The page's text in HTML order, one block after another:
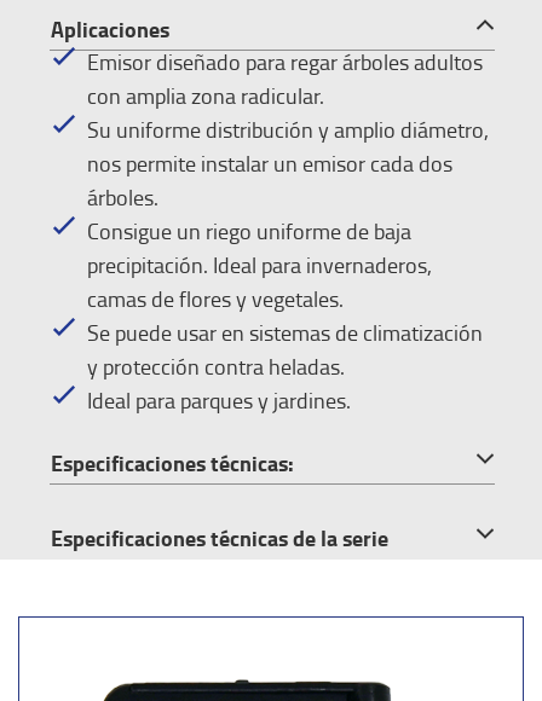
Aplicaciones
Emisor diseñado para regar árboles adultos
con amplia zona radicular.
Su uniforme distribución y amplio diámetro,
nos permite instalar un emisor cada dos
árboles.
Consigue un riego uniforme de baja
precipitación. Ideal para invernaderos,
camas de flores y vegetales.
Se puede usar en sistemas de climatización
y protección contra heladas.
Ideal para parques y jardines.
Especificaciones técnicas:
Especificaciones técnicas de la serie